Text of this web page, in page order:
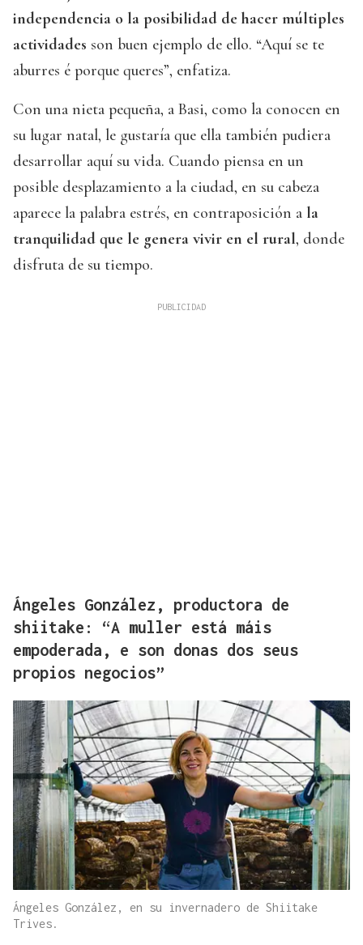
independencia o la posibilidad de hacer múltiples
actividades son buen ejemplo de ello. “Aquí se te
aburres é porque queres”, enfatiza.
Con una nieta pequeña, a Basi, como la conocen en
su lugar natal, le gustaría que ella también pudiera
desarrollar aquí su vida. Cuando piensa en un
posible desplazamiento a la ciudad, en su cabeza
aparece la palabra estrés, en contraposición a la
tranquilidad que le genera vivir en el rural, donde
disfruta de su tiempo.
Ángeles González, productora de
shiitake: “A muller está máis
empoderada, e son donas dos seus
propios negocios”
Ángeles González, en su invernadero de Shiitake
Trives.